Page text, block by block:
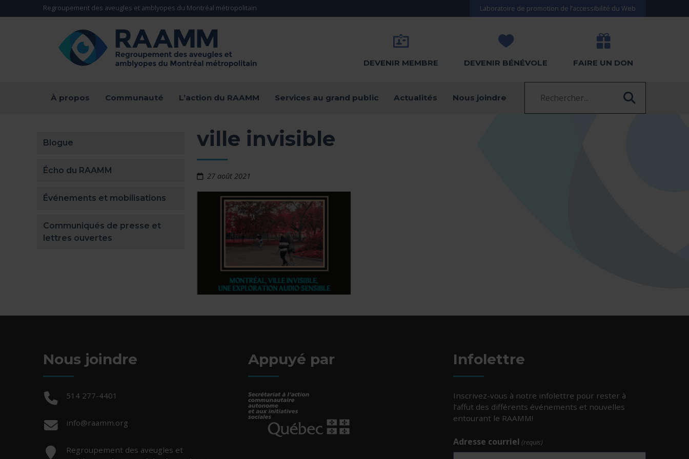
Aller directement au contenu
Regroupement des aveugles et amblyopes du Montréal métropolitain Laboratoire de promotion de l’accessibilité du Web
DEVENIR MEMBRE DEVENIR BÉNÉVOLE FAIRE UN DON
À propos Communauté L’action du RAAMM Services au grand public Actualités Nous joindre
Blogue
Écho du RAAMM
Événements et mobilisations
Communiqués de presse et
lettres ouvertes
ville invisible
27 août 2021
Nous joindre
Téléphone :
514 277-4401
Courriel :
info@raamm.org
Adresse :
Regroupement des aveugles et
Appuyé par
- Cet hyperlien s'ouvrira dans une nouvelle fenêtre.
Infolettre
Inscrivez-vous à notre infolettre pour rester à
l’affut des différents événements et nouvelles
entourant le RAAMM!
Adresse courriel (requis)